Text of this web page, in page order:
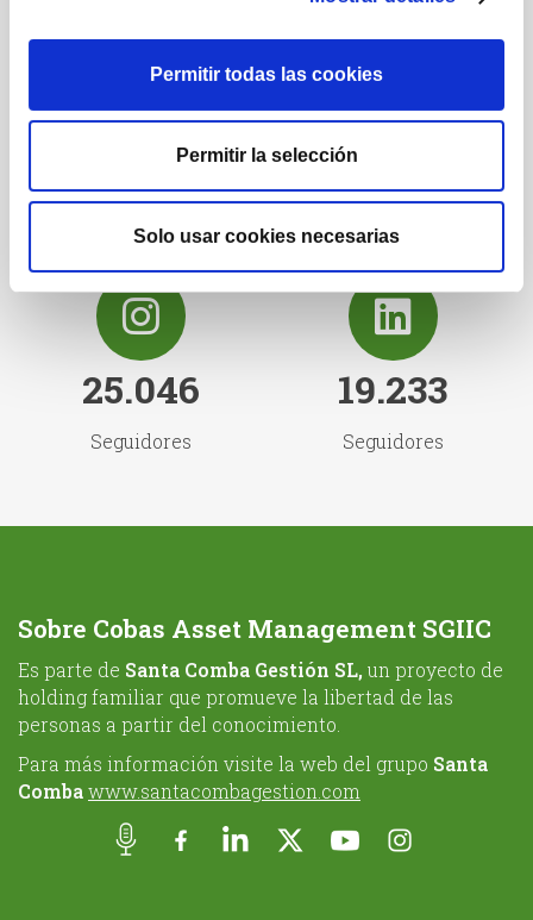
Permitir todas las cookies
Permitir la selección
Solo usar cookies necesarias
222.000 16.290
25.046
Seguidores
19.233
Seguidores
Sobre Cobas Asset Management SGIIC
Es parte de Santa Comba Gestión SL, un proyecto de
holding familiar que promueve la libertad de las
personas a partir del conocimiento.
Para más información visite la web del grupo Santa
Combawww.santacombagestion.com